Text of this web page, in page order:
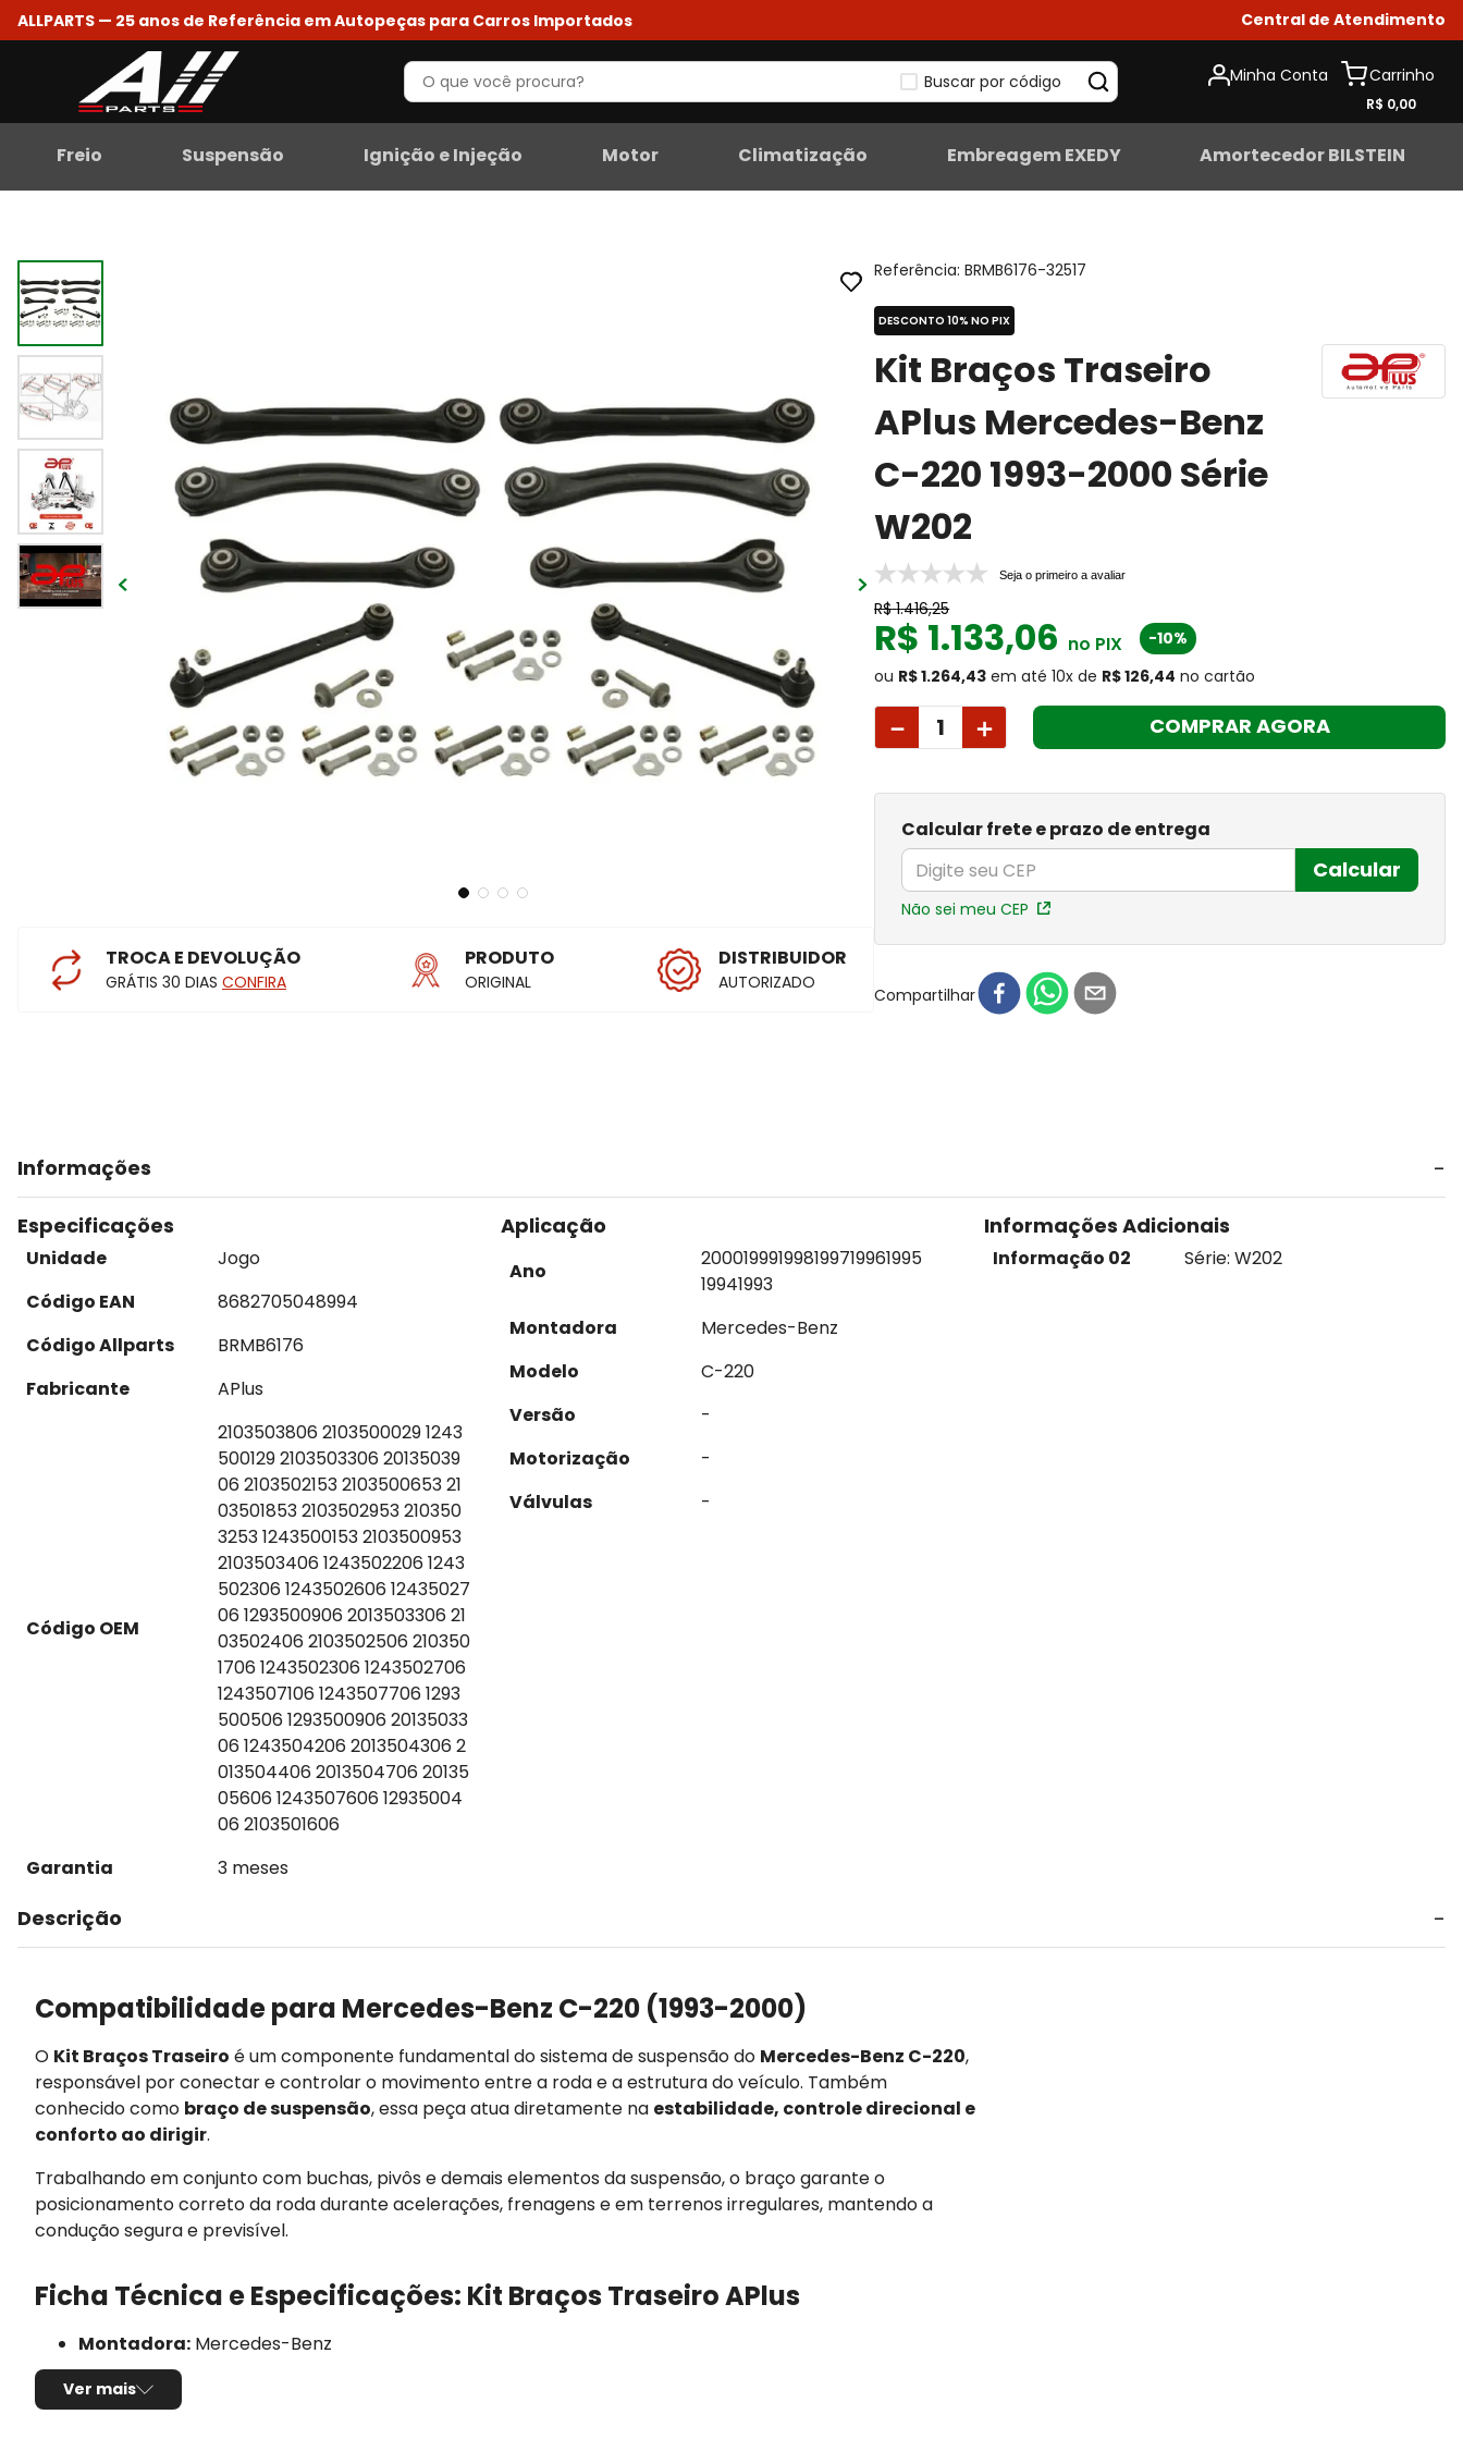
ALLPARTS — 25 anos de Referência em Autopeças para Carros Importados Central de Atendimento
Buscar por código Minha Conta
R$ 0,00
Freio Suspensão Ignição e Injeção Motor Climatização Embreagem EXEDY Amortecedor BILSTEIN
TROCA E DEVOLUÇÃO
GRÁTIS 30 DIAS CONFIRA
PRODUTO
ORIGINAL
DISTRIBUIDOR
AUTORIZADO
Referência:BRMB6176-32517
DESCONTO 10% NO PIX
Kit Braços Traseiro
APlus Mercedes-Benz
C-220 1993-2000 Série
W202
Seja o primeiro a avaliar
R$ 1.416,25
R$ 1.133,06 no PIX
-10%
ou R$ 1.264,43 em até 10x de R$ 126,44 no cartão
＋
－ COMPRAR AGORA
Calcular frete e prazo de entrega
Calcular
Não sei meu CEP
Compartilhar
Informações
Especificações
Unidade
Jogo
Código EAN
8682705048994
Código Allparts
BRMB6176
Fabricante
APlus
Código OEM
2103503806 2103500029 1243
500129 2103503306 20135039
06 2103502153 2103500653 21
03501853 2103502953 210350
3253 1243500153 2103500953
2103503406 1243502206 1243
502306 1243502606 12435027
06 1293500906 2013503306 21
03502406 2103502506 210350
1706 1243502306 1243502706
1243507106 1243507706 1293
500506 1293500906 20135033
06 1243504206 2013504306 2
013504406 2013504706 20135
05606 1243507606 12935004
06 2103501606
Garantia
3 meses
Aplicação
Ano
200019991998199719961995
19941993
Montadora
Mercedes-Benz
Modelo
C-220
Versão
-
Motorização
-
Válvulas
-
Informações Adicionais
Informação 02 Série: W202
Descrição
Compatibilidade para Mercedes-Benz C-220 (1993-2000)
O Kit Braços Traseiro é um componente fundamental do sistema de suspensão do Mercedes-Benz C-220,
responsável por conectar e controlar o movimento entre a roda e a estrutura do veículo. Também
conhecido como braço de suspensão, essa peça atua diretamente na estabilidade, controle direcional e
conforto ao dirigir.
Trabalhando em conjunto com buchas, pivôs e demais elementos da suspensão, o braço garante o
posicionamento correto da roda durante acelerações, frenagens e em terrenos irregulares, mantendo a
condução segura e previsível.
Ficha Técnica e Especificações: Kit Braços Traseiro APlus
Montadora: Mercedes-Benz
Modelo:C-220
Anos:1993, 1994, 1995, 1996, 1997, 1998, 1999 e 2000
Ver mais